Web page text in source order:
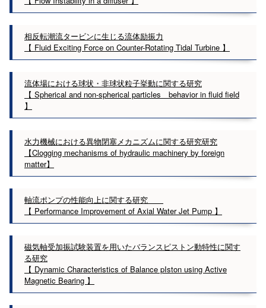
相反転潮流タービンに生じる流体励振力
【 Fluid Exciting Force on Counter-Rotating Tidal Turbine 】
流体場における球状・非球状粒子挙動に関する研究
【 Spherical and non-spherical particles behavior in fluid field
】
水力機械における異物閉塞メカニズムに関する研究研究
【Clogging mechanisms of hydraulic machinery by foreign
matter】
軸流ポンプの性能向上に関する研究
【 Performance Improvement of Axial Water Jet Pump 】
磁気軸受加振試験装置を用いたバランスピストン動特性に関す
る研究
【 Dynamic Characteristics of Balance pIston using Active
Magnetic Bearing 】